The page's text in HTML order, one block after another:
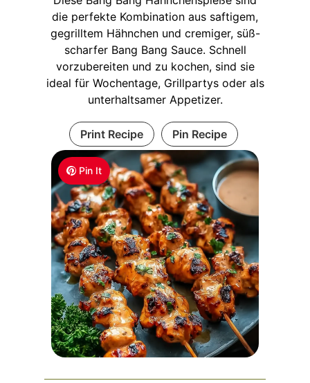
Pin It
die perfekte Kombination aus saftigem,
gegrilltem Hähnchen und cremiger, süß-
scharfer Bang Bang Sauce. Schnell
vorzubereiten und zu kochen, sind sie
ideal für Wochentage, Grillpartys oder als
unterhaltsamer Appetizer.
Print Recipe Pin Recipe